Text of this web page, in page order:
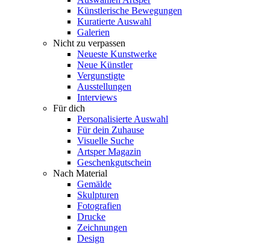
Künstlerische Bewegungen
Kuratierte Auswahl
Galerien
Nicht zu verpassen
Neueste Kunstwerke
Neue Künstler
Vergunstigte
Ausstellungen
Interviews
Für dich
Personalisierte Auswahl
Für dein Zuhause
Visuelle Suche
Artsper Magazin
Geschenkgutschein
Nach Material
Gemälde
Skulpturen
Fotografien
Drucke
Zeichnungen
Design